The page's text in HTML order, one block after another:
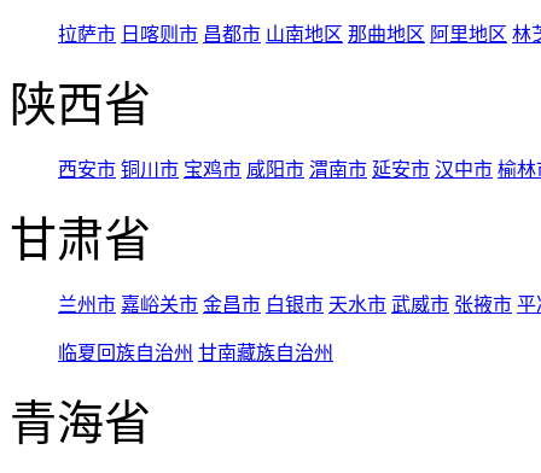
拉萨市 日喀则市 昌都市 山南地区 那曲地区 阿里地区 林
陕西省
西安市 铜川市 宝鸡市 咸阳市 渭南市 延安市 汉中市 榆林
甘肃省
兰州市 嘉峪关市 金昌市 白银市 天水市 武威市 张掖市 平
临夏回族自治州 甘南藏族自治州
青海省